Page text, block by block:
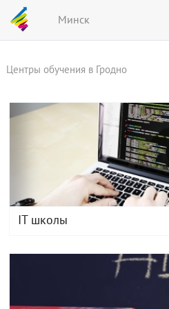
Минск
Центры обучения в Гродно
IT школы